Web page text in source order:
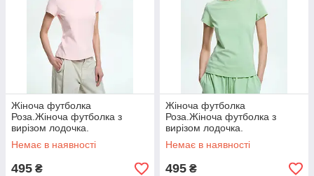
Жіноча футболка
Роза.Жіноча футболка з
вирізом лодочка.
Немає в наявності
495 ₴
Жіноча футболка
Роза.Жіноча футболка з
вирізом лодочка.
Немає в наявності
495 ₴